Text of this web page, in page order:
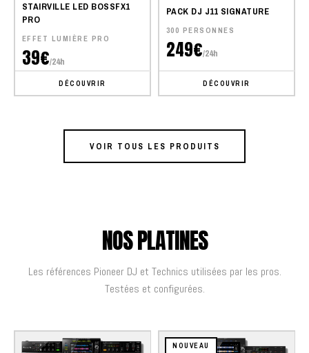
STAIRVILLE LED BOSSFX1
PRO
EFFET LUMIÈRE PRO
39€/24h
DÉCOUVRIR
PACK DJ J11 SIGNATURE
300 PERSONNES
249€/24h
DÉCOUVRIR
VOIR TOUS LES PRODUITS
NOS PLATINES
Les références Pioneer DJ et Technics utilisées par les pros.
Testées et configurées.
NOUVEAU